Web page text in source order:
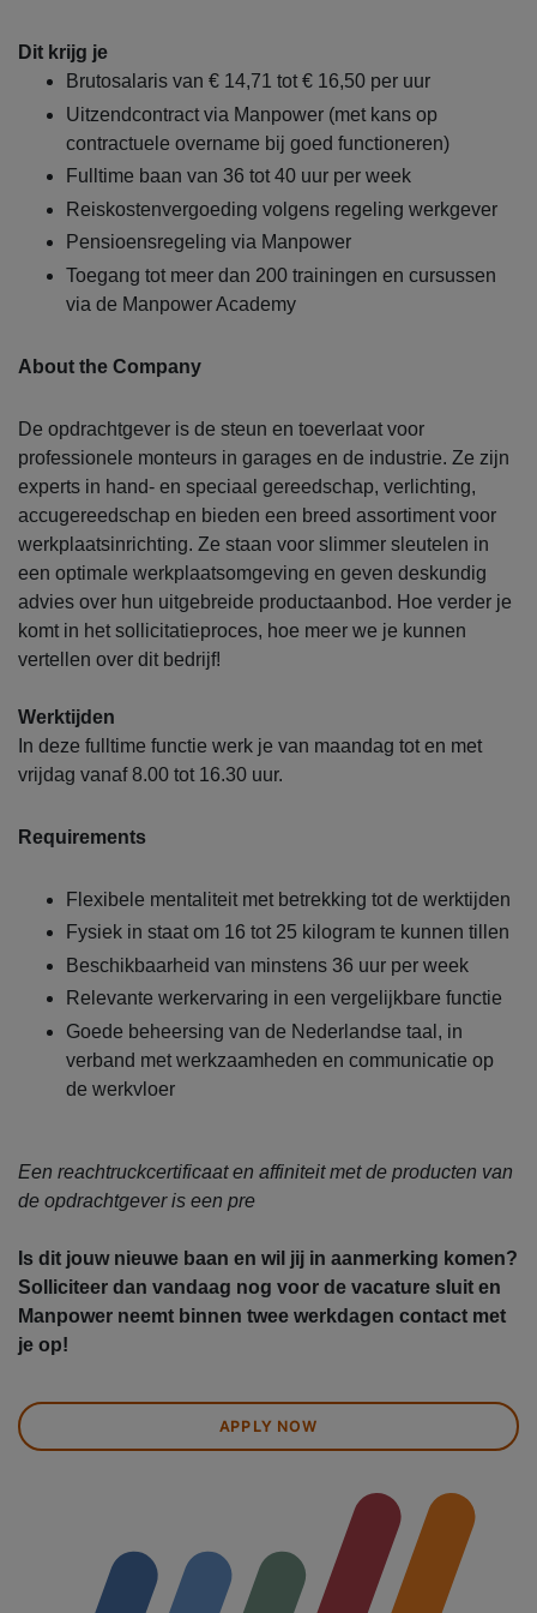
Dit krijg je
Brutosalaris van € 14,71 tot € 16,50 per uur
Uitzendcontract via Manpower (met kans op
contractuele overname bij goed functioneren)
Fulltime baan van 36 tot 40 uur per week
Reiskostenvergoeding volgens regeling werkgever
Pensioensregeling via Manpower
Toegang tot meer dan 200 trainingen en cursussen
via de Manpower Academy
About the Company
De opdrachtgever is de steun en toeverlaat voor
professionele monteurs in garages en de industrie. Ze zijn
experts in hand- en speciaal gereedschap, verlichting,
accugereedschap en bieden een breed assortiment voor
werkplaatsinrichting. Ze staan voor slimmer sleutelen in
een optimale werkplaatsomgeving en geven deskundig
advies over hun uitgebreide productaanbod. Hoe verder je
komt in het sollicitatieproces, hoe meer we je kunnen
vertellen over dit bedrijf!
Werktijden
In deze fulltime functie werk je van maandag tot en met
vrijdag vanaf 8.00 tot 16.30 uur.
Requirements
Flexibele mentaliteit met betrekking tot de werktijden
Fysiek in staat om 16 tot 25 kilogram te kunnen tillen
Beschikbaarheid van minstens 36 uur per week
Relevante werkervaring in een vergelijkbare functie
Goede beheersing van de Nederlandse taal, in
verband met werkzaamheden en communicatie op
de werkvloer
Een reachtruckcertificaat en affiniteit met de producten van
de opdrachtgever is een pre
Is dit jouw nieuwe baan en wil jij in aanmerking komen?
Solliciteer dan vandaag nog voor de vacature sluit en
Manpower neemt binnen twee werkdagen contact met
je op!
APPLY NOW